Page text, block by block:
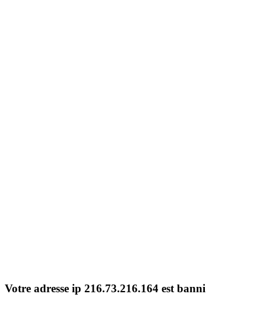
Votre adresse ip 216.73.216.164 est banni